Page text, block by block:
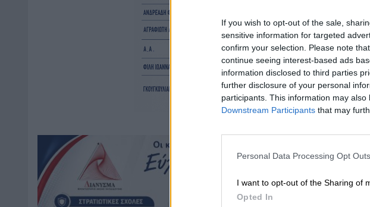
If you wish to opt-out of the sale,
sensitive information for targeted
confirm your selection. Please note
continue seeing interest-based ads
information disclosed to third parties
further disclosure of your personal
participants. This information may
Downstream Participants that may
Personal Data Processing Opt Outs
I want to opt-out of the Sharing of
Opted In